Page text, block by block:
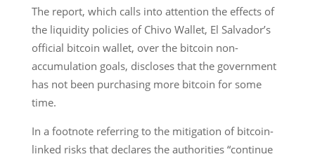
The report, which calls into attention the effects of
the liquidity policies of Chivo Wallet, El Salvador’s
official bitcoin wallet, over the bitcoin non-
accumulation goals, discloses that the government
has not been purchasing more bitcoin for some
time.
In a footnote referring to the mitigation of bitcoin-
linked risks that declares the authorities “continue